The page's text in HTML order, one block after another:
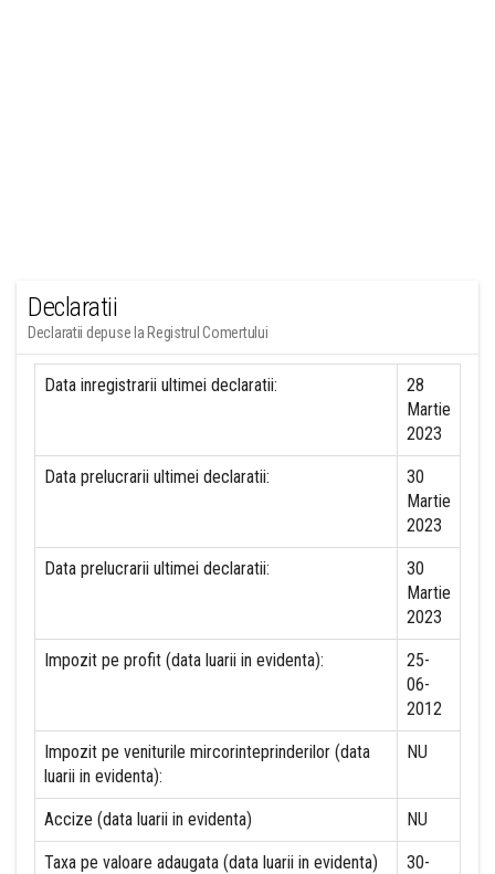
Declaratii
Declaratii depuse la Registrul Comertului
Data inregistrarii ultimei declaratii:
28
Martie
2023
Data prelucrarii ultimei declaratii:
30
Martie
2023
Data prelucrarii ultimei declaratii:
30
Martie
2023
Impozit pe profit (data luarii in evidenta):
25-
06-
2012
Impozit pe veniturile mircorinteprinderilor (data
luarii in evidenta):
NU
Accize (data luarii in evidenta) NU
Taxa pe valoare adaugata (data luarii in evidenta)
30-